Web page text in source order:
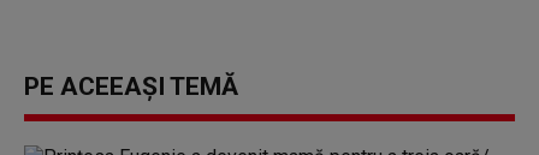
PE ACEEAȘI TEMĂ